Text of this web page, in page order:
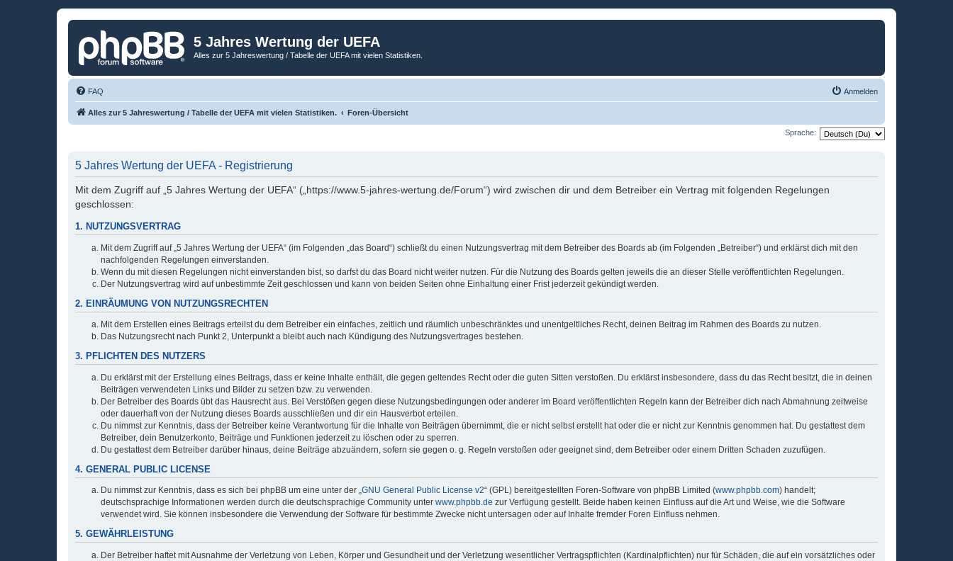
5 Jahres Wertung der UEFA
Alles zur 5 Jahreswertung / Tabelle der UEFA mit vielen Statistiken.
FAQ Anmelden
Alles zur 5 Jahreswertung / Tabelle der UEFA mit vielen Statistiken. Foren-Übersicht
Sprache:
5 Jahres Wertung der UEFA - Registrierung
Mit dem Zugriff auf „5 Jahres Wertung der UEFA“ („https://www.5-jahres-wertung.de/Forum“) wird zwischen dir und dem Betreiber ein Vertrag mit folgenden Regelungen
geschlossen:
1. NUTZUNGSVERTRAG
Mit dem Zugriff auf „5 Jahres Wertung der UEFA“ (im Folgenden „das Board“) schließt du einen Nutzungsvertrag mit dem Betreiber des Boards ab (im Folgenden „Betreiber“) und erklärst dich mit den
nachfolgenden Regelungen einverstanden.
Wenn du mit diesen Regelungen nicht einverstanden bist, so darfst du das Board nicht weiter nutzen. Für die Nutzung des Boards gelten jeweils die an dieser Stelle veröffentlichten Regelungen.
Der Nutzungsvertrag wird auf unbestimmte Zeit geschlossen und kann von beiden Seiten ohne Einhaltung einer Frist jederzeit gekündigt werden.
2. EINRÄUMUNG VON NUTZUNGSRECHTEN
Mit dem Erstellen eines Beitrags erteilst du dem Betreiber ein einfaches, zeitlich und räumlich unbeschränktes und unentgeltliches Recht, deinen Beitrag im Rahmen des Boards zu nutzen.
Das Nutzungsrecht nach Punkt 2, Unterpunkt a bleibt auch nach Kündigung des Nutzungsvertrages bestehen.
3. PFLICHTEN DES NUTZERS
Du erklärst mit der Erstellung eines Beitrags, dass er keine Inhalte enthält, die gegen geltendes Recht oder die guten Sitten verstoßen. Du erklärst insbesondere, dass du das Recht besitzt, die in deinen
Beiträgen verwendeten Links und Bilder zu setzen bzw. zu verwenden.
Der Betreiber des Boards übt das Hausrecht aus. Bei Verstößen gegen diese Nutzungsbedingungen oder anderer im Board veröffentlichten Regeln kann der Betreiber dich nach Abmahnung zeitweise
oder dauerhaft von der Nutzung dieses Boards ausschließen und dir ein Hausverbot erteilen.
Du nimmst zur Kenntnis, dass der Betreiber keine Verantwortung für die Inhalte von Beiträgen übernimmt, die er nicht selbst erstellt hat oder die er nicht zur Kenntnis genommen hat. Du gestattest dem
Betreiber, dein Benutzerkonto, Beiträge und Funktionen jederzeit zu löschen oder zu sperren.
Du gestattest dem Betreiber darüber hinaus, deine Beiträge abzuändern, sofern sie gegen o. g. Regeln verstoßen oder geeignet sind, dem Betreiber oder einem Dritten Schaden zuzufügen.
4. GENERAL PUBLIC LICENSE
Du nimmst zur Kenntnis, dass es sich bei phpBB um eine unter der „GNU General Public License v2“ (GPL) bereitgestellten Foren-Software von phpBB Limited (www.phpbb.com) handelt;
deutschsprachige Informationen werden durch die deutschsprachige Community unter www.phpbb.de zur Verfügung gestellt. Beide haben keinen Einfluss auf die Art und Weise, wie die Software
verwendet wird. Sie können insbesondere die Verwendung der Software für bestimmte Zwecke nicht untersagen oder auf Inhalte fremder Foren Einfluss nehmen.
5. GEWÄHRLEISTUNG
Der Betreiber haftet mit Ausnahme der Verletzung von Leben, Körper und Gesundheit und der Verletzung wesentlicher Vertragspflichten (Kardinalpflichten) nur für Schäden, die auf ein vorsätzliches oder